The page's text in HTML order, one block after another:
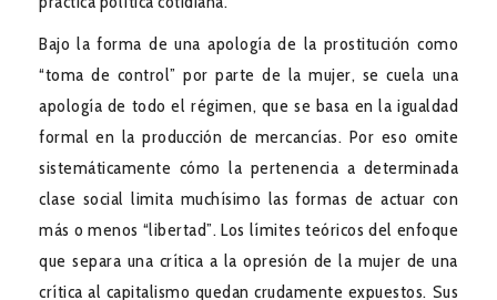
Bajo la forma de una apología de la prostitución como
“toma de control” por parte de la mujer, se cuela una
apología de todo el régimen, que se basa en la igualdad
formal en la producción de mercancías. Por eso omite
sistemáticamente cómo la pertenencia a determinada
clase social limita muchísimo las formas de actuar con
más o menos “libertad”. Los límites teóricos del enfoque
que separa una crítica a la opresión de la mujer de una
crítica al capitalismo quedan crudamente expuestos. Sus